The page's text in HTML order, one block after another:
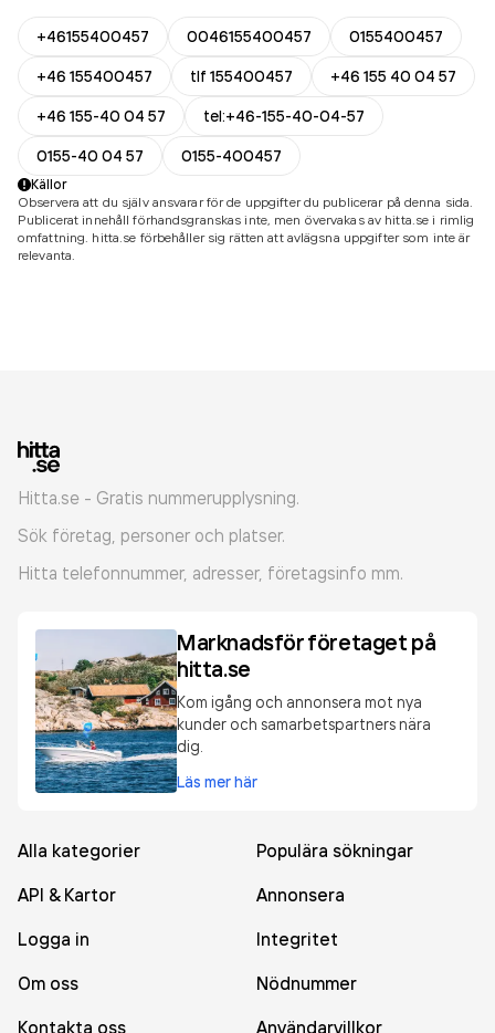
+46155400457 0046155400457
0155400457
+46 155400457
tlf 155400457
+46 155 40 04 57
+46 155-40 04 57
tel:+46-155-40-04-57
0155-40 04 57
0155-400457
Källor
Observera att du själv ansvarar för de uppgifter du publicerar på denna sida.
Publicerat innehåll förhandsgranskas inte, men övervakas av hitta.se i rimlig
omfattning. hitta.se förbehåller sig rätten att avlägsna uppgifter som inte är
relevanta.
Hitta.se - Gratis nummerupplysning.
Sök företag, personer och platser.
Hitta telefonnummer, adresser, företagsinfo mm.
Marknadsför företaget på
hitta.se
Kom igång och annonsera mot nya
kunder och samarbetspartners nära
dig.
Läs mer här
Alla kategorier
Populära sökningar
API & Kartor
Annonsera
Logga in
Integritet
Om oss
Nödnummer
Kontakta oss
Användarvillkor